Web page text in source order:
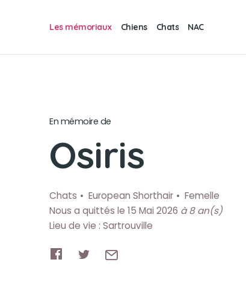
Les mémoriaux Chiens Chats NAC
En mémoire de
Osiris
Chats European Shorthair
Femelle
Nous a quittés le 15 Mai 2026 à 8 an(s)
Lieu de vie : Sartrouville